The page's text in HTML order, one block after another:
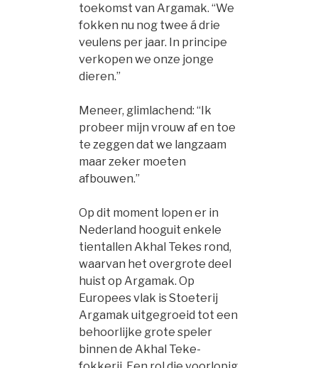
toekomst van Argamak. “We
fokken nu nog twee á drie
veulens per jaar. In principe
verkopen we onze jonge
dieren.”
Meneer, glimlachend: “Ik
probeer mijn vrouw af en toe
te zeggen dat we langzaam
maar zeker moeten
afbouwen.”
Op dit moment lopen er in
Nederland hooguit enkele
tientallen Akhal Tekes rond,
waarvan het overgrote deel
huist op Argamak. Op
Europees vlak is Stoeterij
Argamak uitgegroeid tot een
behoorlijke grote speler
binnen de Akhal Teke-